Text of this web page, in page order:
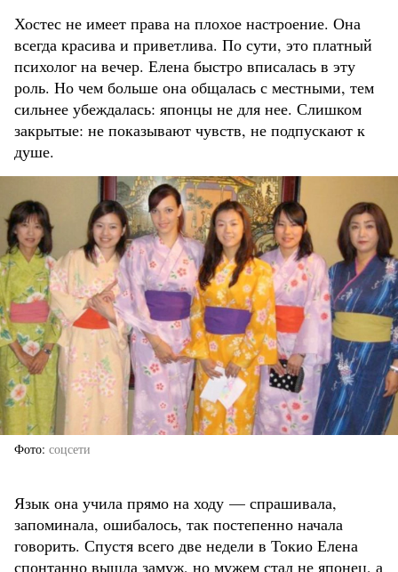
Хостес не имеет права на плохое настроение. Она
всегда красива и приветлива. По сути, это платный
психолог на вечер. Елена быстро вписалась в эту
роль. Но чем больше она общалась с местными, тем
сильнее убеждалась: японцы не для нее. Слишком
закрытые: не показывают чувств, не подпускают к
душе.
Фото соцсети
Язык она учила прямо на ходу — спрашивала,
запоминала, ошибалось, так постепенно начала
говорить. Спустя всего две недели в Токио Елена
спонтанно вышла замуж, но мужем стал не японец, а